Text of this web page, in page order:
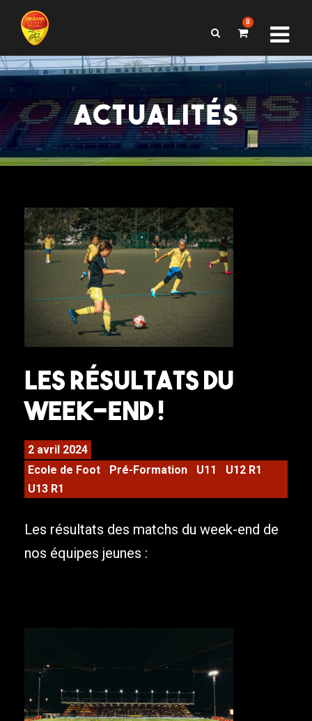
0
ACTUALITÉS
Les résultats du
week-end !
2 avril 2024
Ecole de Foot
Pré-Formation U11
U12 R1
U13 R1
Les résultats des matchs du week-end de
nos équipes jeunes :